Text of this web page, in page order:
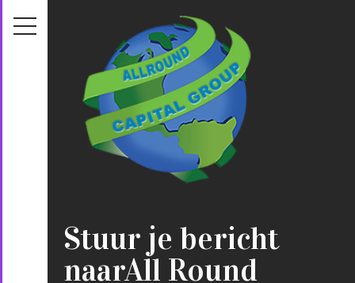
Stuur je bericht
naarAll Round